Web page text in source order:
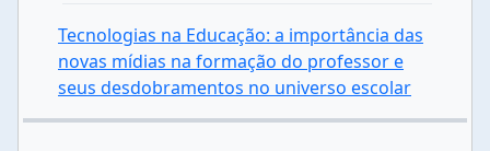
Tecnologias na Educação: a importância das
novas mídias na formação do professor e
seus desdobramentos no universo escolar